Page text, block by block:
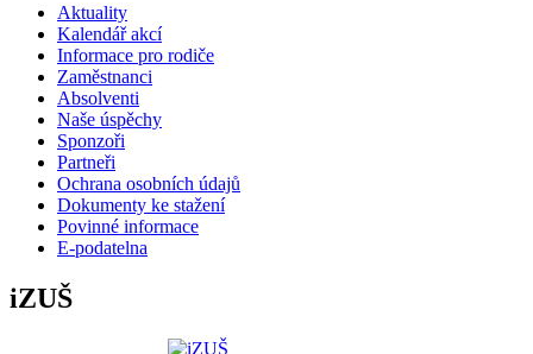
Aktuality
Kalendář akcí
Informace pro rodiče
Zaměstnanci
Absolventi
Naše úspěchy
Sponzoři
Partneři
Ochrana osobních údajů
Dokumenty ke stažení
Povinné informace
E-podatelna
iZUŠ